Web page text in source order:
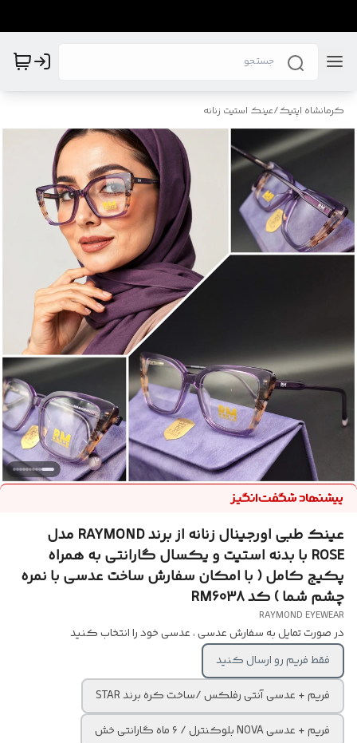
کرمانشاه اپتیک/عینک استیت زنانه
عینک طبی اورجینال زنانه از برند RAYMOND مدل
ROSE با بدنه استیت و یکسال گارانتی به همراه
پکیج کامل ( با امکان سفارش ساخت عدسی با نمره
چشم شما ) کد RM6038
RAYMOND EYEWEAR
در صورت تمایل به سفارش عدسی ، عدسی خود را انتخاب کنید
فقط فریم رو ارسال کنید
فریم + عدسی آنتی رفلکس /ساخت کره برند STAR
فریم + عدسی NOVA بلوکنترل / ۶ ماه گارانتی خش